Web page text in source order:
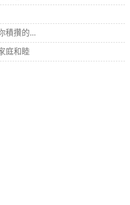
積攢的...
庭和睦